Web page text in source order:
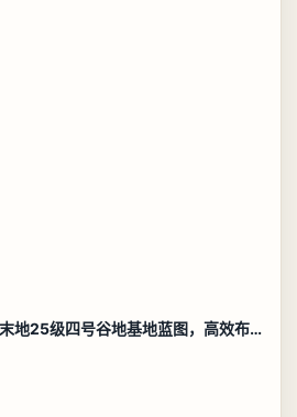
明日方舟终末地25级四号谷地基地蓝图，高效布局规划